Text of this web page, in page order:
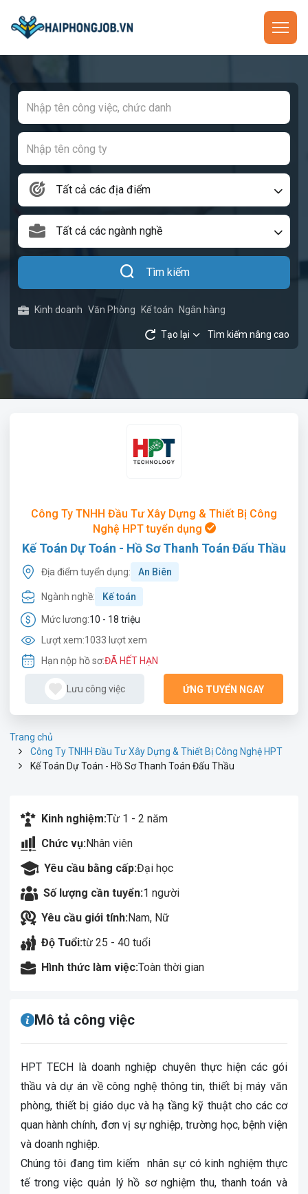
Tất cả các địa điểm
Tất cả các ngành nghề
Tìm kiếm
Kinh doanh Văn Phòng Kế toán Ngân hàng
Tạo lại Tìm kiếm nâng cao
Công Ty TNHH Đầu Tư Xây Dựng & Thiết Bị Công
Nghệ HPT tuyển dụng
Kế Toán Dự Toán - Hồ Sơ Thanh Toán Đấu Thầu
Địa điểm tuyển dụng: An Biên
Ngành nghề: Kế toán
Mức lương:10 - 18 triệu
Lượt xem:1033 lượt xem
Hạn nộp hồ sơ:ĐÃ HẾT HẠN
Lưu công việc ỨNG TUYỂN NGAY
Trang chủ
Công Ty TNHH Đầu Tư Xây Dựng & Thiết Bị Công Nghệ HPT
Kế Toán Dự Toán - Hồ Sơ Thanh Toán Đấu Thầu
Kinh nghiệm:Từ 1 - 2 năm
Chức vụ:Nhân viên
Yêu cầu bằng cấp:Đại học
Số lượng cần tuyển:1 người
Yêu cầu giới tính:Nam, Nữ
Độ Tuổi:từ 25 - 40 tuổi
Hình thức làm việc:Toàn thời gian
Mô tả công việc
HPT TECH là doanh nghiệp chuyên thực hiện các gói
thầu và dự án về công nghệ thông tin, thiết bị máy văn
phòng, thiết bị giáo dục và hạ tầng kỹ thuật cho các cơ
quan hành chính, đơn vị sự nghiệp, trường học, bệnh viện
và doanh nghiệp.
Chúng tôi đang tìm kiếm nhân sự có kinh nghiệm thực
tế trong việc quản lý hồ sơ nghiệm thu, thanh toán và